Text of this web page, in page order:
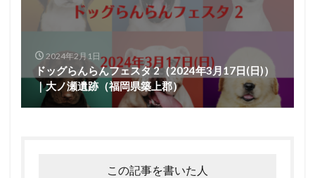
2024年2月1日
ドッグらんらんフェスタ 2（2024年3月17日(日)）
｜大ノ瀬遺跡（福岡県築上郡）
この記事を書いた人